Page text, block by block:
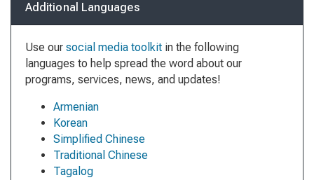
Additional Languages
Use our social media toolkit in the following
languages to help spread the word about our
programs, services, news, and updates!
Armenian
Korean
Simplified Chinese
Traditional Chinese
Tagalog